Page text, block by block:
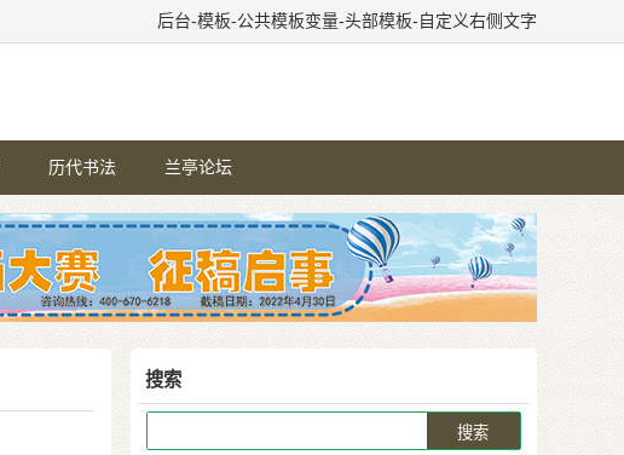
后台-模板-公共模板变量-头部模板-自定义右侧文字
历代书法 兰亭论坛
搜索